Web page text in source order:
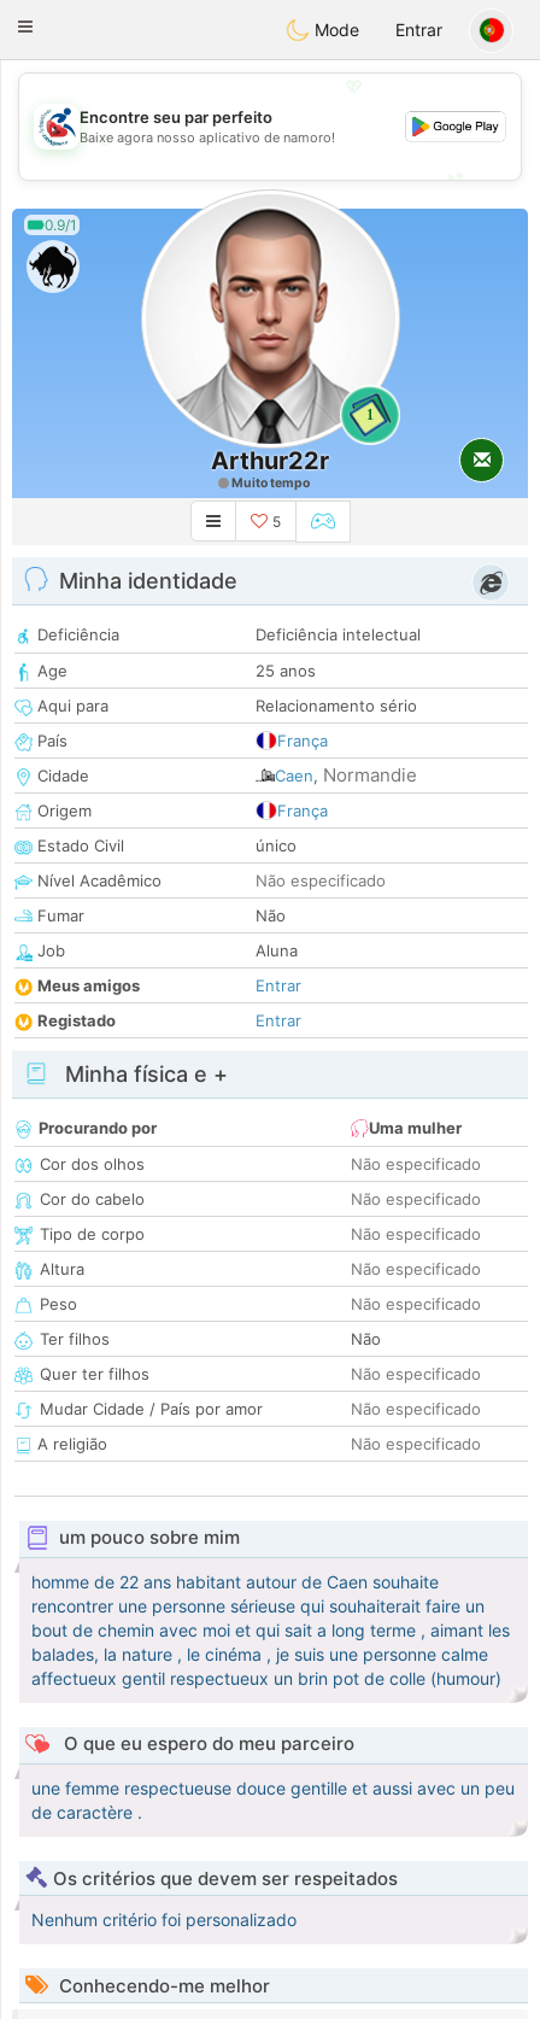
Handi Space
Toggle
Mode Entrar
💖
💕
💕
Encontre seu par perfeito
Baixe agora nosso aplicativo de namoro!
0.9/1
1
Arthur22r
Muito tempo
5
Minha identidade
Deficiência
Deficiência intelectual
Age
25 anos
Aqui para
Relacionamento sério
País
França
Cidade
Caen, Normandie
Origem
França
Estado Civil
único
Nível Acadêmico
Não especificado
Fumar
Não
Job
Aluna
Meus amigos
Entrar
Registado
Entrar
Minha física e +
Procurando por
Uma mulher
Cor dos olhos
Não especificado
Cor do cabelo
Não especificado
Tipo de corpo
Não especificado
Altura
Não especificado
Peso
Não especificado
Ter filhos
Não
Quer ter filhos
Não especificado
Mudar Cidade / País por amor
Não especificado
A religião
Não especificado
um pouco sobre mim
homme de 22 ans habitant autour de Caen souhaite
rencontrer une personne sérieuse qui souhaiterait faire un
bout de chemin avec moi et qui sait a long terme , aimant les
balades, la nature , le cinéma , je suis une personne calme
affectueux gentil respectueux un brin pot de colle (humour)
O que eu espero do meu parceiro
une femme respectueuse douce gentille et aussi avec un peu
de caractère .
Os critérios que devem ser respeitados
Nenhum critério foi personalizado
Conhecendo-me melhor